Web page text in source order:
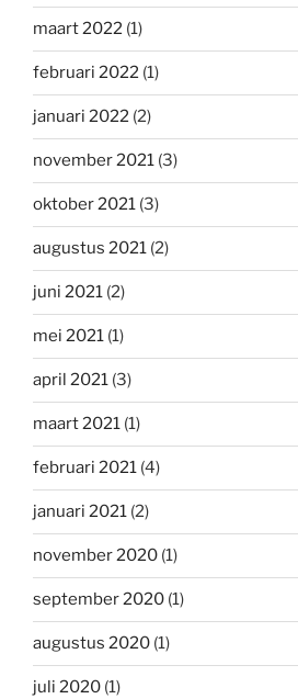
maart 2022 (1)
februari 2022 (1)
januari 2022 (2)
november 2021 (3)
oktober 2021 (3)
augustus 2021 (2)
juni 2021 (2)
mei 2021 (1)
april 2021 (3)
maart 2021 (1)
februari 2021 (4)
januari 2021 (2)
november 2020 (1)
september 2020 (1)
augustus 2020 (1)
juli 2020 (1)